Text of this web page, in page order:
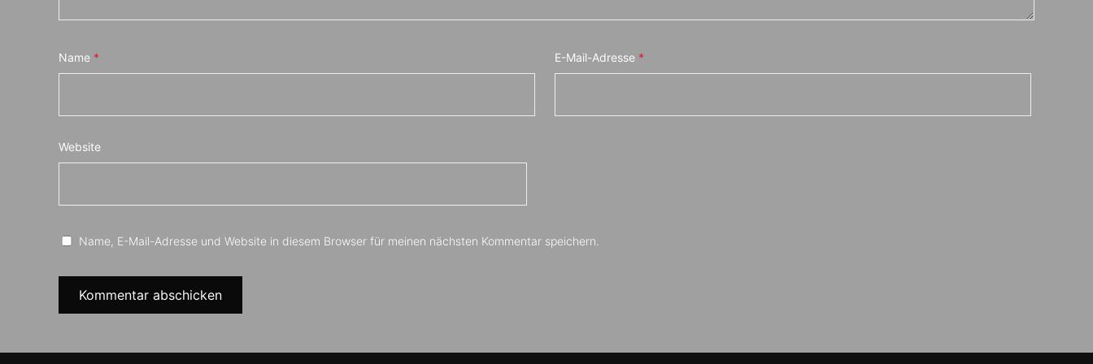
Name * E-Mail-Adresse *
Website
Name, E-Mail-Adresse und Website in diesem Browser für meinen nächsten Kommentar speichern.